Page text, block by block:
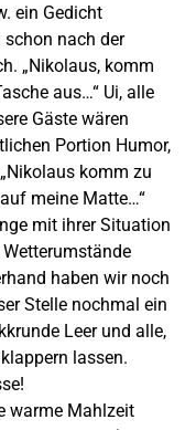
ein Gedicht
nach der
„Nikolaus, komm
aus…“ Ui, alle
Gäste wären
Portion Humor,
komm zu
meine Matte…“
mit ihrer Situation
haben wir noch
Stelle nochmal ein
Leer und alle,
lassen.
warme Mahlzeit